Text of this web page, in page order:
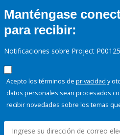
Manténgase
para recibir:
Notificaciones sobre Project
Acepto los términos de privacidad y
datos personales sean procesados
recibir novedades sobre los temas